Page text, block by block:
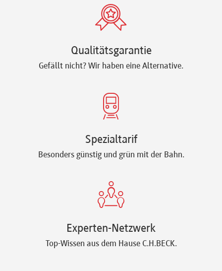
Qualitätsgarantie
Gefällt nicht? Wir haben eine Alternative.
Spezialtarif
Besonders günstig und grün mit der Bahn.
Experten-Netzwerk
Top-Wissen aus dem Hause C.H.BECK.